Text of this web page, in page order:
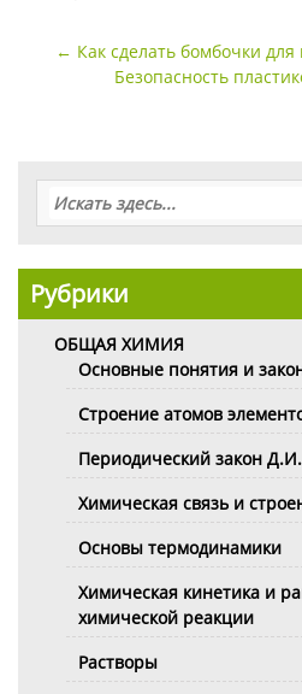
Навигация
← Как сделать бомбочки
Безопасность
Рубрики
ОБЩАЯ ХИМИЯ
Основные понятия и
Строение атомов
Периодический закон
Химическая связь и
Основы термодинамики
Химическая кинетика и
химической реакции
Растворы